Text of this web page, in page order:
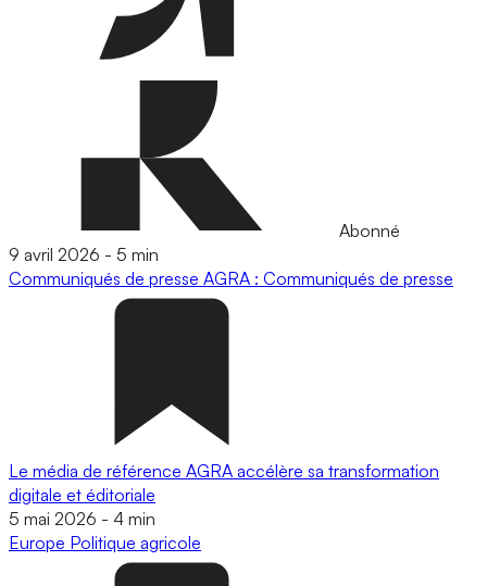
Abonné
9 avril 2026 - 5 min
Communiqués de presse AGRA : Communiqués de presse
Le média de référence AGRA accélère sa transformation
digitale et éditoriale
5 mai 2026 - 4 min
Europe Politique agricole